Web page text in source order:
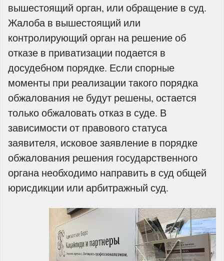
вышестоящий орган, или обращение в суд.
Жалоба в вышестоящий или
контролирующий орган на решение об
отказе в приватизации подается в
досудебном порядке. Если спорные
моменты при реализации такого порядка
обжалования не будут решены, остается
только обжаловать отказ в суде. В
зависимости от правового статуса
заявителя, исковое заявление в порядке
обжалования решения государственного
органа необходимо направить в суд общей
юрисдикции или арбитражный суд.